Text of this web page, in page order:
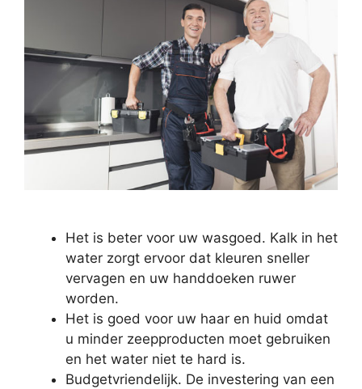
Het is beter voor uw wasgoed. Kalk in het
water zorgt ervoor dat kleuren sneller
vervagen en uw handdoeken ruwer
worden.
Het is goed voor uw haar en huid omdat
u minder zeepproducten moet gebruiken
en het water niet te hard is.
Budgetvriendelijk. De investering van een